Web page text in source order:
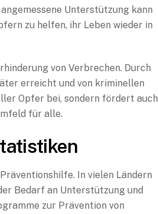
Unterstützung kann
zu helfen, ihr Leben wieder in
von Verbrechen. Durch
erreicht und von kriminellen
Opfer bei, sondern fördert auch
für alle.
In vielen Ländern
Bedarf an Unterstützung und
zur Prävention von